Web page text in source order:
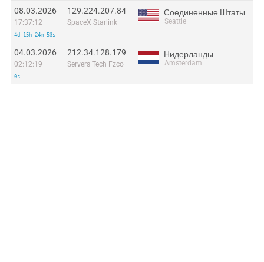
08.03.2026
17:37:12
4d 15h 24m 53s
129.224.207.84
SpaceX Starlink
Соединенные Штаты
Seattle
04.03.2026
02:12:19
0s
212.34.128.179
Servers Tech Fzco
Нидерланды
Amsterdam